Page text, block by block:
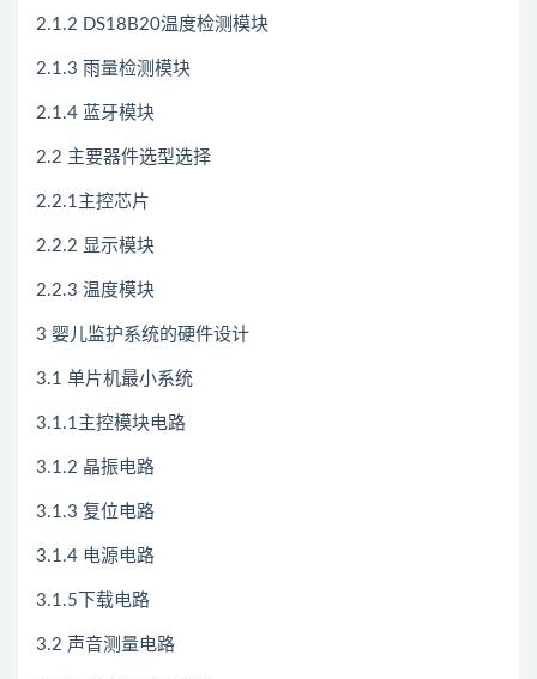
2.1.2 DS18B20温度检测模块
2.1.3 雨量检测模块
2.1.4 蓝牙模块
2.2 主要器件选型选择
2.2.1主控芯片
2.2.2 显示模块
2.2.3 温度模块
3 婴儿监护系统的硬件设计
3.1 单片机最小系统
3.1.1主控模块电路
3.1.2 晶振电路
3.1.3 复位电路
3.1.4 电源电路
3.1.5下载电路
3.2 声音测量电路